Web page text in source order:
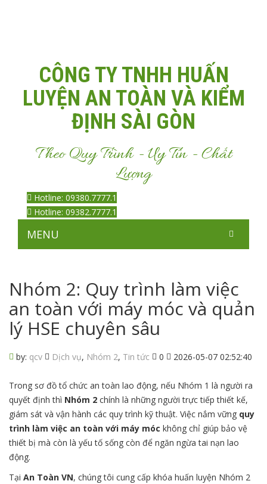
CÔNG TY TNHH HUẤN
LUYỆN AN TOÀN VÀ KIỂM
ĐỊNH SÀI GÒN
Theo Quy Trình - Uy Tín - Chất
Lượng
Hotline: 09380.7777.1
Hotline: 09382.7777.1
MENU
Nhóm 2: Quy trình làm việc
an toàn với máy móc và quản
lý HSE chuyên sâu
by: qcv Dịch vụ, Nhóm 2, Tin tức 0 2026-05-07 02:52:40
Trong sơ đồ tổ chức an toàn lao động, nếu Nhóm 1 là người ra
quyết định thì Nhóm 2 chính là những người trực tiếp thiết kế,
giám sát và vận hành các quy trình kỹ thuật. Việc nắm vững quy
trình làm việc an toàn với máy móc không chỉ giúp bảo vệ
thiết bị mà còn là yếu tố sống còn để ngăn ngừa tai nạn lao
động.
Tại An Toàn VN, chúng tôi cung cấp khóa huấn luyện Nhóm 2